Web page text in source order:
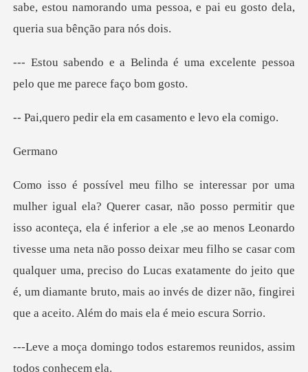
sabe, estou namorando uma pessoa, e pai
é uma excelente pessoa
pelo
ela em casamento
rm
nferior a ele ,se ao menos Leonardo
tivesse uma neta não posso deixar meu filho se casar com
qualquer uma, preciso do Lucas exatam
odos estaremos reunidos,